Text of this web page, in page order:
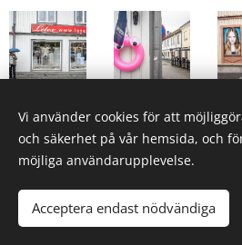
© 2025 Christer Björkman.
Cookies
Vi använder cookies för att
och säkerhet på vår hemsida, och
möjliga användarupplevelse.
Acceptera endast nödvändiga